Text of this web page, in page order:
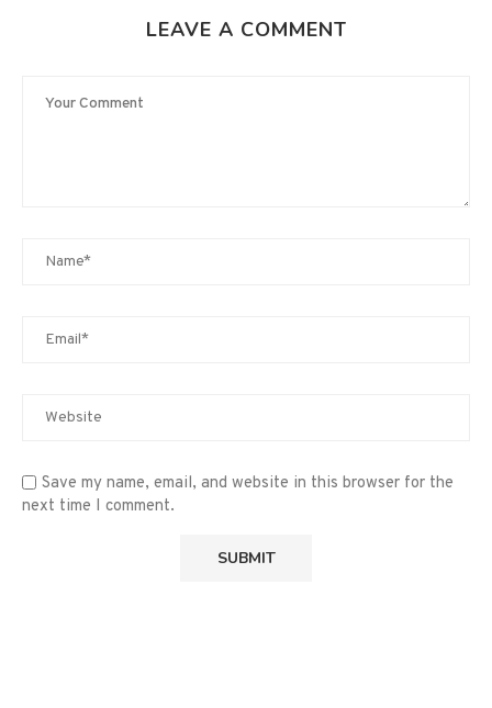
LEAVE A COMMENT
Save my name, email, and website in this browser for the
next time I comment.